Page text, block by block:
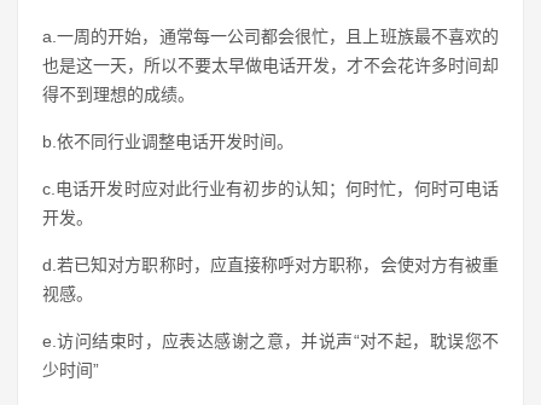
a.一周的开始，通常每一公司都会很忙，且上班族最不喜欢的
也是这一天，所以不要太早做电话开发，才不会花许多时间却
得不到理想的成绩。
b.依不同行业调整电话开发时间。
c.电话开发时应对此行业有初步的认知；何时忙，何时可电话
开发。
d.若已知对方职称时，应直接称呼对方职称，会使对方有被重
视感。
e.访问结束时，应表达感谢之意，并说声“对不起，耽误您不
少时间”